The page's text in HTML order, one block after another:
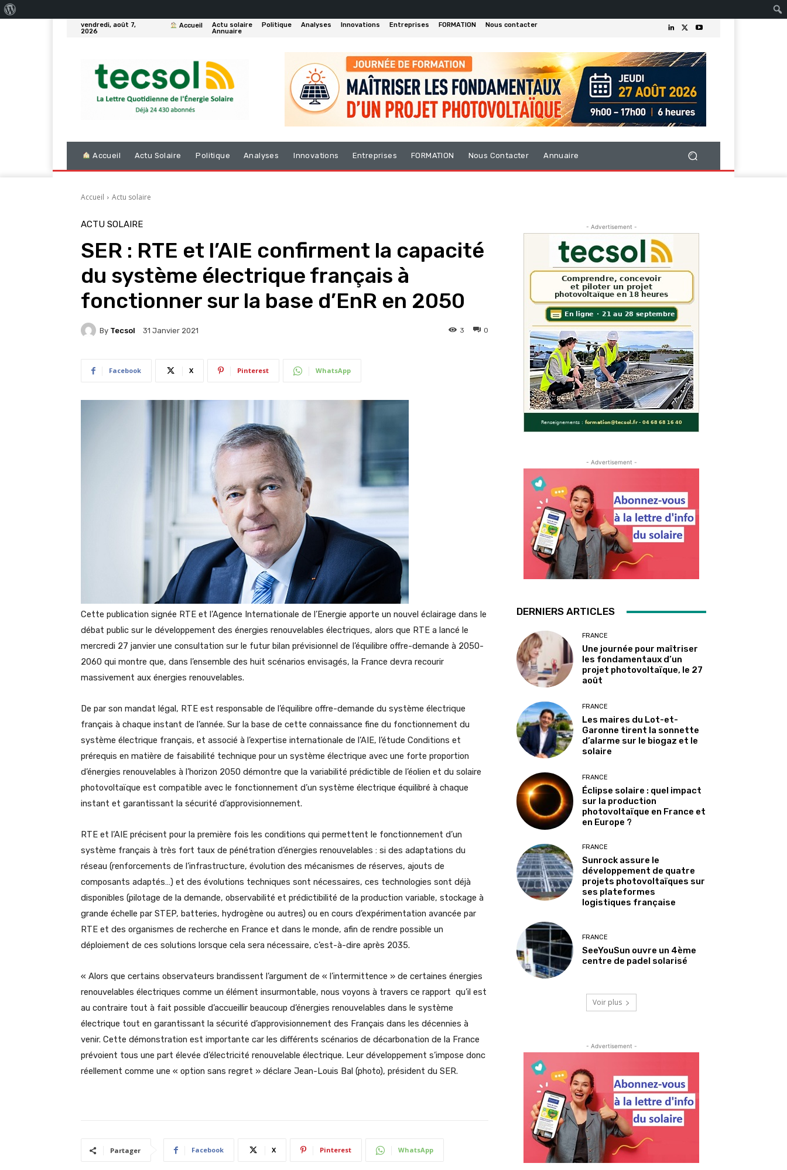
vendredi, août 7,
2026
Accueil Actu solaire Politique Analyses Innovations Entreprises FORMATION
Nous contacter
Annuaire
Accueil Actu Solaire Politique Analyses Innovations Entreprises FORMATION Nous Contacter Annuaire
Accueil Actu solaire
ACTU SOLAIRE
SER : RTE et l’AIE confirment la capacité
du système électrique français à
fonctionner sur la base d’EnR en 2050
By Tecsol 31 Janvier 2021 0
3
Facebook X Pinterest WhatsApp
Cette publication signée RTE et l’Agence Internationale de l’Energie apporte un nouvel éclairage dans le
débat public sur le développement des énergies renouvelables électriques, alors que RTE a lancé le
mercredi 27 janvier une consultation sur le futur bilan prévisionnel de l’équilibre offre-demande à 2050-
2060 qui montre que, dans l’ensemble des huit scénarios envisagés, la France devra recourir
massivement aux énergies renouvelables.
De par son mandat légal, RTE est responsable de l’équilibre offre-demande du système électrique
français à chaque instant de l’année. Sur la base de cette connaissance fine du fonctionnement du
système électrique français, et associé à l’expertise internationale de l’AIE, l’étude Conditions et
prérequis en matière de faisabilité technique pour un système électrique avec une forte proportion
d’énergies renouvelables à l’horizon 2050 démontre que la variabilité prédictible de l’éolien et du solaire
photovoltaïque est compatible avec le fonctionnement d’un système électrique équilibré à chaque
instant et garantissant la sécurité d’approvisionnement.
RTE et l’AIE précisent pour la première fois les conditions qui permettent le fonctionnement d’un
système français à très fort taux de pénétration d’énergies renouvelables : si des adaptations du
réseau (renforcements de l’infrastructure, évolution des mécanismes de réserves, ajouts de
composants adaptés…) et des évolutions techniques sont nécessaires, ces technologies sont déjà
disponibles (pilotage de la demande, observabilité et prédictibilité de la production variable, stockage à
grande échelle par STEP, batteries, hydrogène ou autres) ou en cours d’expérimentation avancée par
RTE et des organismes de recherche en France et dans le monde, afin de rendre possible un
déploiement de ces solutions lorsque cela sera nécessaire, c’est-à-dire après 2035.
« Alors que certains observateurs brandissent l’argument de « l’intermittence » de certaines énergies
renouvelables électriques comme un élément insurmontable, nous voyons à travers ce rapport qu’il est
au contraire tout à fait possible d’accueillir beaucoup d’énergies renouvelables dans le système
électrique tout en garantissant la sécurité d’approvisionnement des Français dans les décennies à
venir. Cette démonstration est importante car les différents scénarios de décarbonation de la France
prévoient tous une part élevée d’électricité renouvelable électrique. Leur développement s’impose donc
réellement comme une « option sans regret » déclare Jean-Louis Bal (photo), président du SER.
Partager Facebook X Pinterest WhatsApp
- Advertisement -
- Advertisement -
DERNIERS ARTICLES
FRANCE
Une journée pour maîtriser
les fondamentaux d’un
projet photovoltaïque, le 27
août
FRANCE
Les maires du Lot-et-
Garonne tirent la sonnette
d’alarme sur le biogaz et le
solaire
FRANCE
Éclipse solaire : quel impact
sur la production
photovoltaïque en France et
en Europe ?
FRANCE
Sunrock assure le
développement de quatre
projets photovoltaïques sur
ses plateformes
logistiques française
FRANCE
SeeYouSun ouvre un 4ème
centre de padel solarisé
Voir plus
- Advertisement -